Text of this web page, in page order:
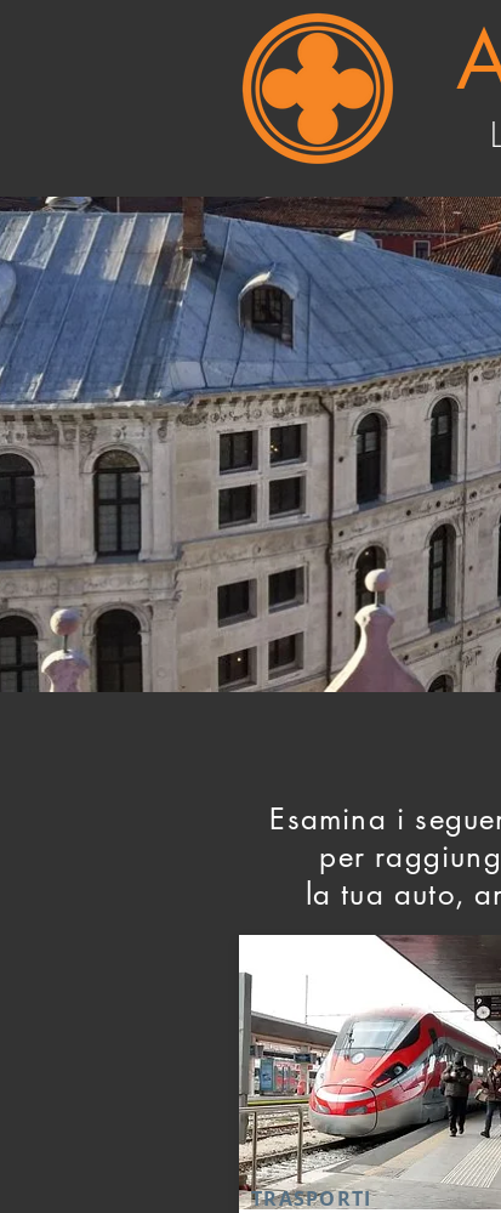
Esamina i
per
la tua auto,
TRASPORTI